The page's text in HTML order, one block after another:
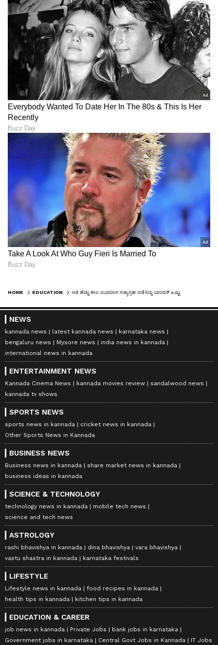
HOME EDUCATION
NEWS
kannada news latest kannada news
karnataka news
bengaluru news
Mysore news
india news in kannada
international news in kannada
ENTERTAINMENT NEWS
Kannada Cinema News kannada movies review
sandalwood news
kannada tv shows
SPORTS NEWS
sports news in kannada
cricket news in kannada
Other Sports News in Kannada
BUSINESS NEWS
Business news in kannada
share market news in kannada
business ideas in kannada
SCIENCE & TECHNOLOGY
technology news in kannada
mobile tech news
science and tech news
ASTROLOGY
rashi bhavishya in kannada dina bhavishya
vara bhavishya
vastu shastra in kannada
karnataka festivals
LIFESTYLE
Lifestyle news in kannada
food recipes in kannada
health tips in kannada
kitchen tips in kannada
EDUCATION & CAREER
job news in kannada Private Jobs
bank jobs in karnataka
Government jobs in karnataka
Central Govt Jobs in Kannada IT Jobs